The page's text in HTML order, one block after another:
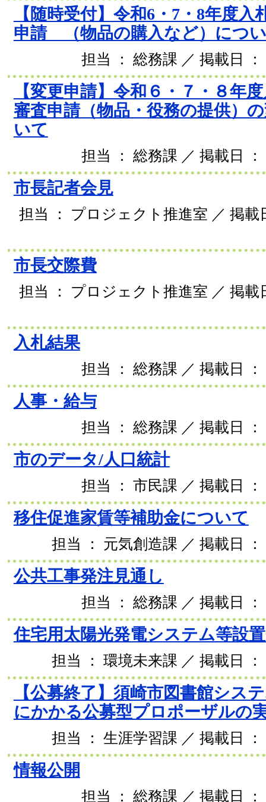
【随時受付】令和6・7・8年度入
申請 （物品の購入など）につ
担当 ： 総務課 ／ 掲載日
【変更申請】令和６・７・８年
審査申請（物品・役務の提供）
いて
担当 ： 総務課 ／ 掲載日
市長記者会見
担当 ： プロジェクト推進室 ／ 掲載
市長交際費
担当 ： プロジェクト推進室 ／ 掲載
入札結果
担当 ： 総務課 ／ 掲載日
人事・給与
担当 ： 総務課 ／ 掲載日
市のデータ/人口統計
担当 ： 市民課 ／ 掲載日
移住促進家賃等補助金について
担当 ： 元気創造課 ／ 掲載日 ：
公共工事発注見通し
担当 ： 総務課 ／ 掲載日
住宅用太陽光発電システム等設
担当 ： 環境未来課 ／ 掲載日 ：
【公募終了】須崎市図書館シス
にかかる公募型プロポーザルの
担当 ： 生涯学習課 ／ 掲載日 ：
情報公開
担当 ： 総務課 ／ 掲載日